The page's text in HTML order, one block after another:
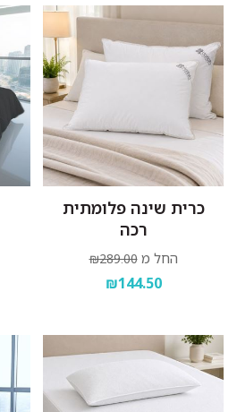
כרית שינה פלומתית
רכה
החל מ ₪289.00
₪144.50